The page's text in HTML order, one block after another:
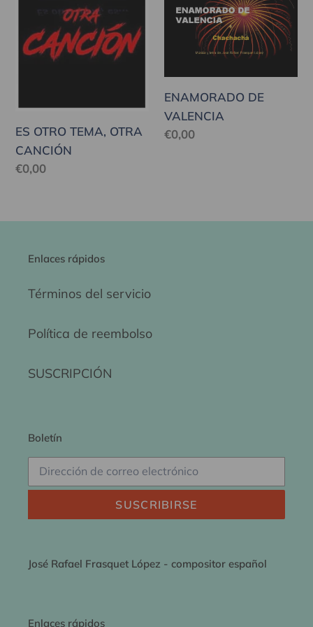
OTRA
CANCIÓN
ES OTRO TEMA, OTRA
CANCIÓN
Precio
€0,00
DE
VALENCIA
ENAMORADO DE
VALENCIA
Precio
€0,00
Enlaces rápidos
Términos del servicio
Política de reembolso
SUSCRIPCIÓN
Boletín
SUSCRIBIRSE
José Rafael Frasquet López - compositor español
Enlaces rápidos